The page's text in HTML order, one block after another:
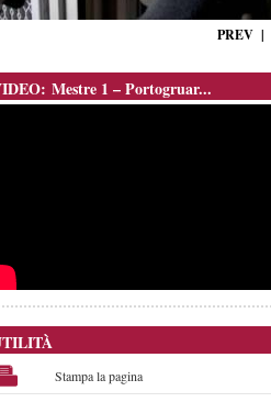
PREV |
Mestre 1 – Portogruar...
Stampa la pagina